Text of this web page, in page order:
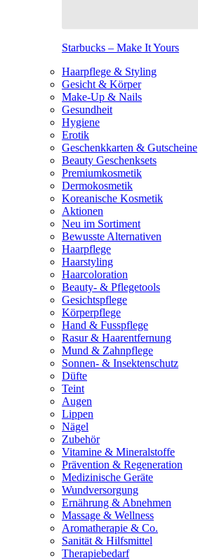
Starbucks – Make It Yours
Haarpflege & Styling
Gesicht & Körper
Make-Up & Nails
Gesundheit
Hygiene
Erotik
Geschenkkarten & Gutscheine
Beauty Geschenksets
Premiumkosmetik
Dermokosmetik
Koreanische Kosmetik
Aktionen
Neu im Sortiment
Bewusste Alternativen
Haarpflege
Haarstyling
Haarcoloration
Beauty- & Pflegetools
Gesichtspflege
Körperpflege
Hand & Fusspflege
Rasur & Haarentfernung
Mund & Zahnpflege
Sonnen- & Insektenschutz
Düfte
Teint
Augen
Lippen
Nägel
Zubehör
Vitamine & Mineralstoffe
Prävention & Regeneration
Medizinische Geräte
Wundversorgung
Ernährung & Abnehmen
Massage & Wellness
Aromatherapie & Co.
Sanität & Hilfsmittel
Therapiebedarf